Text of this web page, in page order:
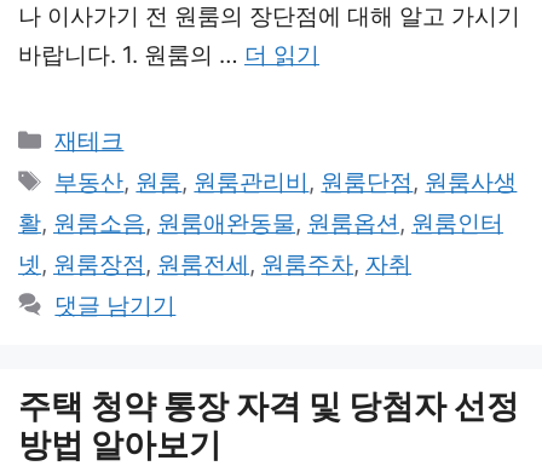
나 이사가기 전 원룸의 장단점에 대해 알고 가시기
바랍니다. 1. 원룸의 … 더 읽기
카
테
리
재테크
태
그
부동산, 원룸, 원룸관리비 , 원룸단점 , 원룸사생
활, 원룸소음, 원룸애완동물, 원룸옵션 , 원룸인터
넷, 원룸장점 , 원룸전세, 원룸주차, 자취
댓글 남기기
주택 청약 통장 자격 및 당첨자 선정
방법 알아보기